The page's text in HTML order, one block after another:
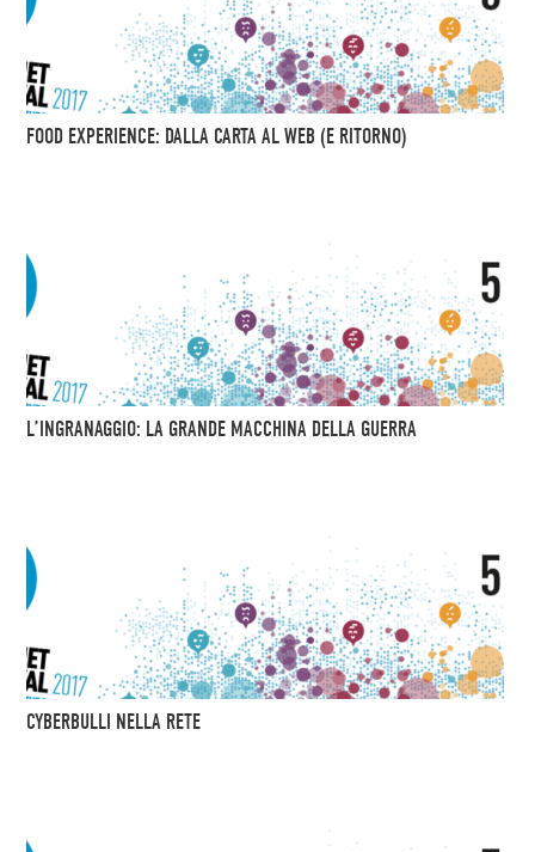
FOOD EXPERIENCE: DALLA CARTA AL WEB (E RITORNO)
L’INGRANAGGIO: LA GRANDE MACCHINA DELLA GUERRA
CYBERBULLI NELLA RETE